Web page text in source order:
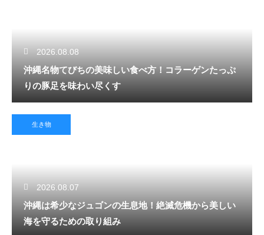
2026.08.08
沖縄名物てびちの美味しい食べ方！コラーゲンたっぷ
りの豚足を味わい尽くす
生き物
2026.08.07
沖縄は希少なジュゴンの生息地！絶滅危機から美しい
海を守るための取り組み